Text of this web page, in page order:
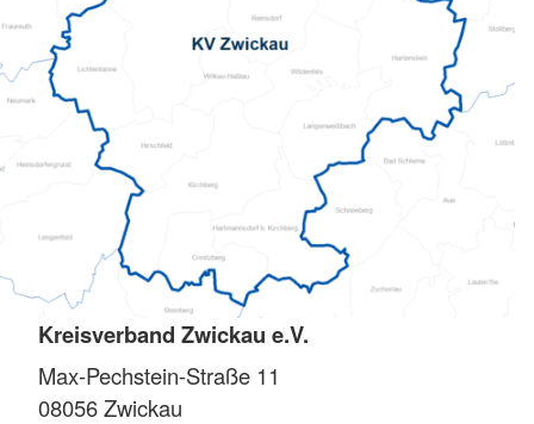
Kreisverband Zwickau e.V.
Max-Pechstein-Straße 11
08056Zwickau